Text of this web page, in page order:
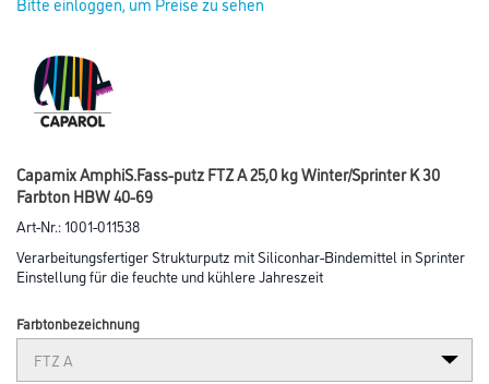
Capamix AmphiS.Fass-putz FTZ A 25,0 kg Winter/Sprinter K 30
Farbton HBW 40-69
Art-Nr.:1001-011538
Verarbeitungsfertiger Strukturputz mit Siliconhar-Bindemittel in Sprinter
Einstellung für die feuchte und kühlere Jahreszeit
Farbtonbezeichnung